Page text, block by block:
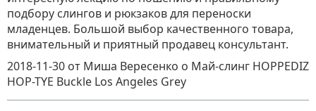
подбору слингов и рюкзаков для переноски
младенцев. Большой выбор качественного товара,
внимательный и приятный продавец консультант.
2018-11-30 от Миша Вересенко о Май-слинг HOPPEDIZ
HOP-TYE Buckle Los Angeles Grey